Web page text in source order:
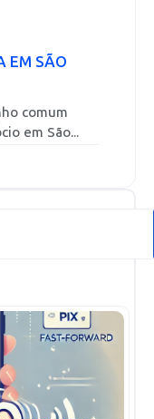
EM SÃO
comum
em São...